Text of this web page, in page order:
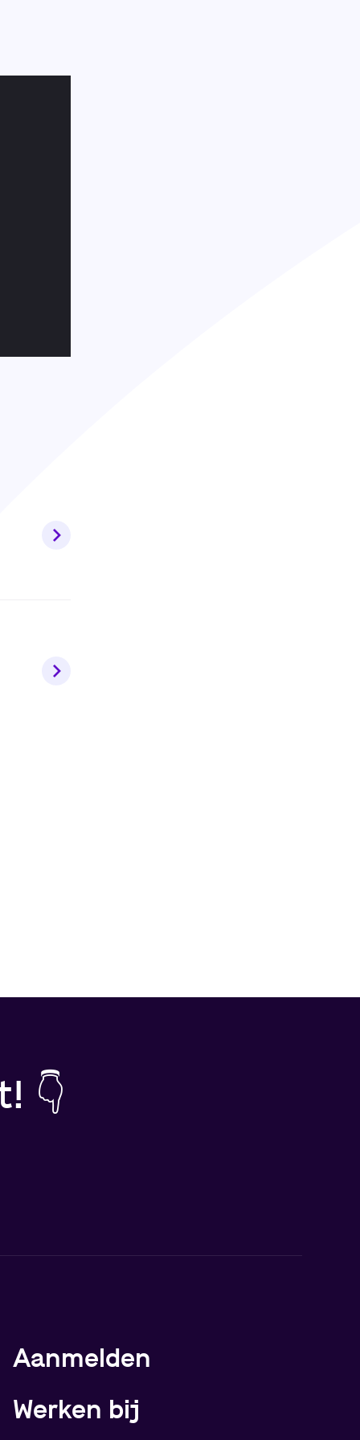
👇
Meer over Rijn IJssel
Aanmelden
Werken bij